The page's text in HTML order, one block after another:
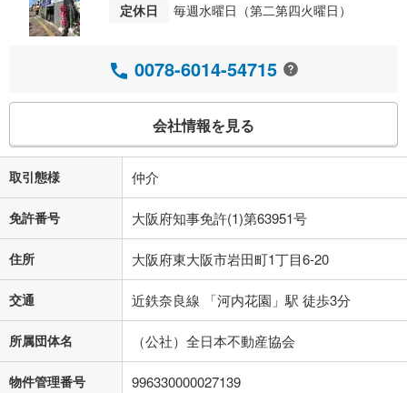
定休日
毎週水曜日（第二第四火曜日）
0078-6014-54715
会社情報を見る
取引態様 仲介
免許番号 大阪府知事免許(1)第63951号
住所 大阪府東大阪市岩田町1丁目6-20
交通 近鉄奈良線 「河内花園」駅 徒歩3分
所属団体名 （公社）全日本不動産協会
物件管理番号 996330000027139